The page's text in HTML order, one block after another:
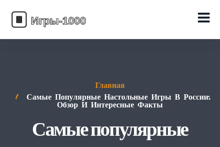
Самые популярные
Главная
Самые Популярные Настольные Игры В России:
Обзор И Интересные Факты